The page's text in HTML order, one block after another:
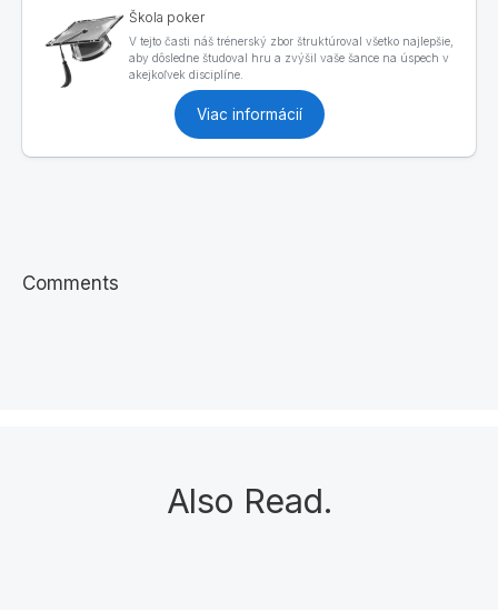
Škola poker
V tejto časti náš trénerský zbor štruktúroval všetko najlepšie,
aby dôsledne študoval hru a zvýšil vaše šance na úspech v
akejkoľvek disciplíne.
Viac informácií
Comments
Also Read.